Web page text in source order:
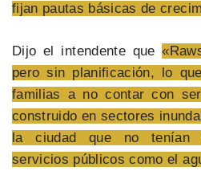
fijan pautas básicas de
Dijo el intendente que
pero sin planificación, lo
familias a no contar con
construido en sectores
la ciudad que no tenían
servicios públicos como el